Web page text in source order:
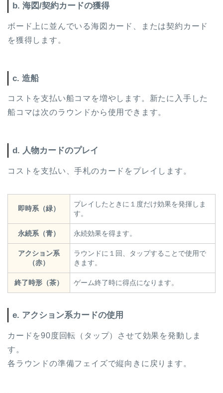
b. 海図/契約カードの獲得
ボード上に並んでいる海図カード、または契約カード
を獲得します。
c. 造船
コストを支払い船コマを増やします。新たに入手した
船コマは次のラウンドから使用できます。
d. 人物カードのプレイ
コストを支払い、手札のカードをプレイします。
即時系（緑）
プレイしたときに１度だけ効果を発揮しま
す。
永続系（青） 永続効果を得ます。
アクション系
（赤）
ラウンドに１回、タップすることで使用で
きます。
終了時形（茶） ゲーム終了時に得点になります。
e. アクション系カードの使用
カードを90度回転（タップ）させて効果を発動しま
す。
各ラウンドの準備フェイズで縦向きに戻ります。